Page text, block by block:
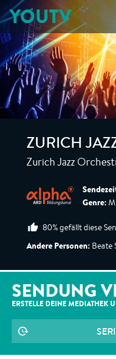
YOUTV
ZURICH
Zurich Jazz
Genre:
80% gefällt diese
Andere Personen: Beate
SENDUNG
ERSTELLE DEINE MEDIATHEK